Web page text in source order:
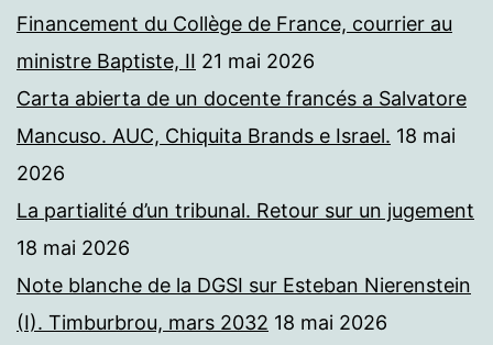
Financement du Collège de France, courrier au
ministre Baptiste, II 21 mai 2026
Carta abierta de un docente francés a Salvatore
Mancuso. AUC, Chiquita Brands e Israel. 18 mai
2026
La partialité d’un tribunal. Retour sur un jugement
18 mai 2026
Note blanche de la DGSI sur Esteban Nierenstein
(I). Timburbrou, mars 2032 18 mai 2026